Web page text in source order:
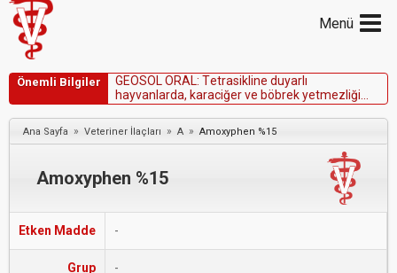
Menü
Önemli Bilgiler GEOSOL ORAL: Tetrasikine duyarı
hayvan arda, karaciğerve böbrekyetmez iği
olanlardakullanılmamalıdır.
Ana Sayfa » Veteriner İlaçları » A » Amoxyphen %15
Amoxyphen %15
Etken Madde -
Grup -